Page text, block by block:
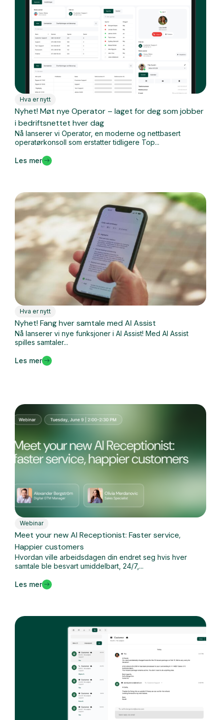
Hva er nytt
Nyhet! Møt nye Operator – laget for deg som jobber
i bedriftsnettet hver dag
Nå lanserer vi Operator, en moderne og nettbasert
operatørkonsoll som erstatter tidligere Top...
Les mer
Hva er nytt
Nyhet! Fang hver samtale med AI Assist
Nå lanserer vi nye funksjoner i AI Assist! Med AI Assist
spilles samtaler...
Les mer
Webinar
Meet your new AI Receptionist: Faster service,
Happier customers
Hvordan ville arbeidsdagen din endret seg hvis hver
samtale ble besvart umiddelbart, 24/7,...
Les mer